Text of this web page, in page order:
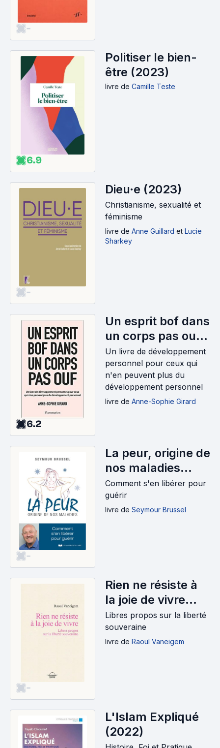
-
6.9
Politiser le bien-
être (2023)
livre de Camille Teste
-
Dieu·e (2023)
Christianisme, sexualité et
féminisme
livre de Anne Guillard et Lucie
Sharkey
6.2
Un esprit bof dans
un corps pas ouf
(2023)
Un livre de développement
personnel pour ceux qui
n'en peuvent plus du
développement personnel
livre de Anne-Sophie Girard
-
La peur, origine de
nos maladies
(2023)
Comment s'en libérer pour
guérir
livre de Seymour Brussel
-
Rien ne résiste à
la joie de vivre
(2022)
Libres propos sur la liberté
souveraine
livre de Raoul Vaneigem
L'Islam Expliqué
(2022)